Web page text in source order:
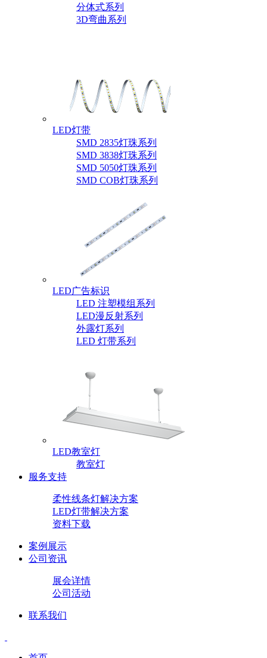
分体式系列
3D弯曲系列
LED灯带
SMD 2835灯珠系列
SMD 3838灯珠系列
SMD 5050灯珠系列
SMD COB灯珠系列
LED广告标识
LED 注塑模组系列
LED漫反射系列
外露灯系列
LED 灯带系列
LED教室灯
教室灯
服务支持
柔性线条灯解决方案
LED灯带解决方案
资料下载
案例展示
公司资讯
展会详情
公司活动
联系我们